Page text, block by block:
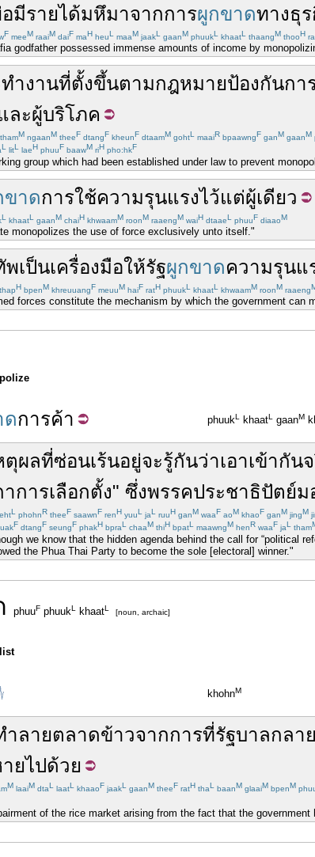
มีรายได้มหึมาจากการผูกขาดทางธุ
F meeM raaiM daiF maH heuL maaM jaakL gaanM phuukL khaatL thaangM thooH ra
godfather possessed immense amounts of income by
ำงานที่ตั้งขึ้นตามกฎหมายป้องกันกา
ละผู้บริโภค
thamM ngaanM theeF dtangF kheunF dtaamM gohtL maaiR bpaawngF ganM gaanM
L litL laeH phuuF baawM riH pho:hkF
group which had been established under law to prevent
ขาดการใช้ความรุนแรงไว้แต่ผู้เดียว
L khaatL gaanM chaiH khwaamM roonM raaengM waiH dtaaeL phuuF diaaoM
monopolizes the use of force exclusively unto itself."
พเป็นเครื่องมือให้รัฐผูกขาดความรุนแ
thapH bpenM khreuuangF meuuM haiF ratH phuukL khaatL khwaamM roonM raaeng
forces constitute the mechanism by which the government can
ดการค้า phuukL khaatL gaanM
ตุผลที่ซ่อนเร้นอยู่จะรู้กันว่าเอาเข้ากัน
การเลือกตั้ง" ซึ่งพรรคประชาธิปัตย์ม
L phohnR theeF saawnF renH yuuL jaL ruuH ganM waaF aoM khaoF ganM jingM
F dtangF seungF phakH bpraL chaaM thiH bpatL maawngM henR waaF jaL tham
we know that the hidden agenda behind the call for “political
the Phua Thai Party to become the sole [electoral] winner."
phuuF phuukL khaatL [noun, archaic]
khohnM
ำลายตลาดข้าวจากการที่รัฐบาลกลา
ายไปด้วย
M laaiM dtaL laatL khaaoF jaakL gaanM theeF ratH thaL baanM glaaiM bpenM
of the rice market arising from the fact that the